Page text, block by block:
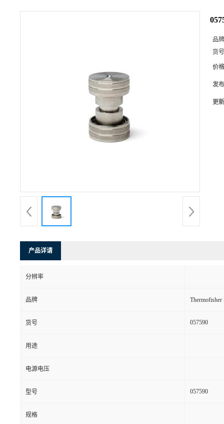
品
货
价
发
更
产品详请
分辨率
品牌
货号 057590
用途
电源电压
型号 057590
规格